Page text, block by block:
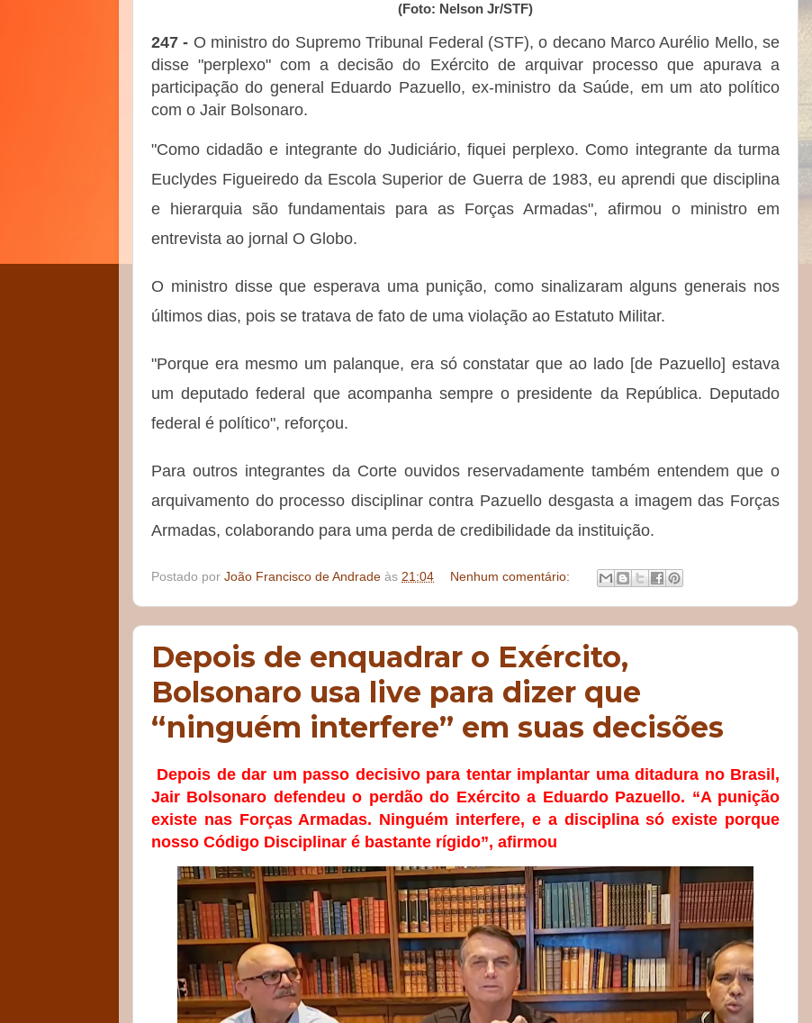
(Foto: Nelson Jr/STF)
247 - O ministro do Supremo Tribunal Federal (STF), o decano Marco Aurélio Mello, se
disse "perplexo" com a decisão do Exército de arquivar processo que apurava a
participação do general Eduardo Pazuello, ex-ministro da Saúde, em um ato político
com o Jair Bolsonaro.
"Como cidadão e integrante do Judiciário, fiquei perplexo. Como integrante da turma
Euclydes Figueiredo da Escola Superior de Guerra de 1983, eu aprendi que disciplina
e hierarquia são fundamentais para as Forças Armadas", afirmou o ministro em
entrevista ao jornal O Globo.
O ministro disse que esperava uma punição, como sinalizaram alguns generais nos
últimos dias, pois se tratava de fato de uma violação ao Estatuto Militar.
"Porque era mesmo um palanque, era só constatar que ao lado [de Pazuello] estava
um deputado federal que acompanha sempre o presidente da República. Deputado
federal é político", reforçou.
Para outros integrantes da Corte ouvidos reservadamente também entendem que o
arquivamento do processo disciplinar contra Pazuello desgasta a imagem das Forças
Armadas, colaborando para uma perda de credibilidade da instituição.
Postado por João Francisco de Andrade às 21:04 Nenhum comentário:
Depois de enquadrar o Exército,
Bolsonaro usa live para dizer que
“ninguém interfere” em suas decisões
Depois de dar um passo decisivo para tentar implantar uma ditadura no Brasil,
Jair Bolsonaro defendeu o perdão do Exército a Eduardo Pazuello. “A punição
existe nas Forças Armadas. Ninguém interfere, e a disciplina só existe porque
nosso Código Disciplinar é bastante rígido”, afirmou